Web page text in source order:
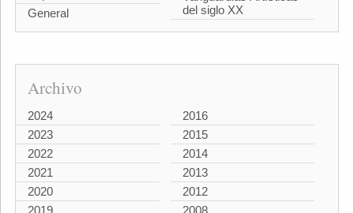
General
del siglo XX
Archivo
2024
2023
2022
2021
2020
2019
2016
2015
2014
2013
2012
2008